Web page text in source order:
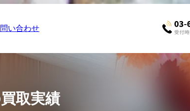
い合わせ
取実績